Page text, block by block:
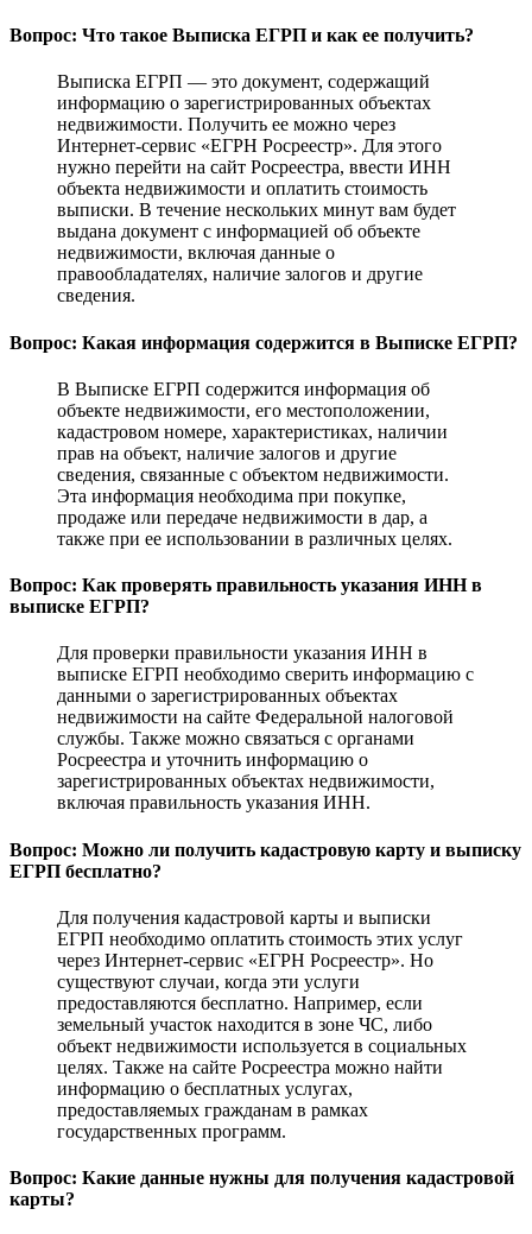
Вопрос: Что такое Выписка ЕГРП и как ее получить?
Выписка ЕГРП — это документ, содержащий
информацию о зарегистрированных объектах
недвижимости. Получить ее можно через
Интернет-сервис «ЕГРН Росреестр». Для этого
нужно перейти на сайт Росреестра, ввести ИНН
объекта недвижимости и оплатить стоимость
выписки. В течение нескольких минут вам будет
выдана документ с информацией об объекте
недвижимости, включая данные о
правообладателях, наличие залогов и другие
сведения.
Вопрос: Какая информация содержится в Выписке ЕГРП?
В Выписке ЕГРП содержится информация об
объекте недвижимости, его местоположении,
кадастровом номере, характеристиках, наличии
прав на объект, наличие залогов и другие
сведения, связанные с объектом недвижимости.
Эта информация необходима при покупке,
продаже или передаче недвижимости в дар, а
также при ее использовании в различных целях.
Вопрос: Как проверять правильность указания ИНН в
выписке ЕГРП?
Для проверки правильности указания ИНН в
выписке ЕГРП необходимо сверить информацию с
данными о зарегистрированных объектах
недвижимости на сайте Федеральной налоговой
службы. Также можно связаться с органами
Росреестра и уточнить информацию о
зарегистрированных объектах недвижимости,
включая правильность указания ИНН.
Вопрос: Можно ли получить кадастровую карту и выписку
ЕГРП бесплатно?
Для получения кадастровой карты и выписки
ЕГРП необходимо оплатить стоимость этих услуг
через Интернет-сервис «ЕГРН Росреестр». Но
существуют случаи, когда эти услуги
предоставляются бесплатно. Например, если
земельный участок находится в зоне ЧС, либо
объект недвижимости используется в социальных
целях. Также на сайте Росреестра можно найти
информацию о бесплатных услугах,
предоставляемых гражданам в рамках
государственных программ.
Вопрос: Какие данные нужны для получения кадастровой
карты?